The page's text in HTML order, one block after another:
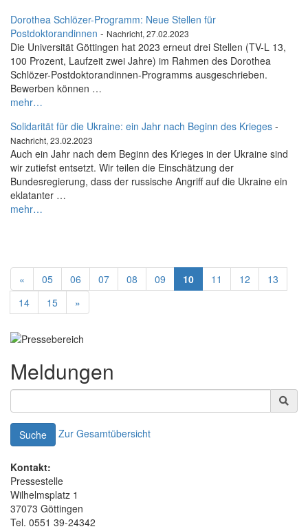
Dorothea Schlözer-Programm: Neue Stellen für
Postdoktorandinnen - Nachricht, 27.02.2023
Die Universität Göttingen hat 2023 erneut drei Stellen (TV-L 13,
100 Prozent, Laufzeit zwei Jahre) im Rahmen des Dorothea
Schlözer-Postdoktorandinnen-Programms ausgeschrieben.
Bewerben können …
mehr…
Solidarität für die Ukraine: ein Jahr nach Beginn des Krieges -
Nachricht, 23.02.2023
Auch ein Jahr nach dem Beginn des Krieges in der Ukraine sind
wir zutiefst entsetzt. Wir teilen die Einschätzung der
Bundesregierung, dass der russische Angriff auf die Ukraine ein
eklatanter …
mehr…
« 05 06 07 08 09 10 11 12
13
14
15 »
Meldungen
Suche Zur Gesamtübersicht
Kontakt:
Pressestelle
Wilhelmsplatz 1
37073 Göttingen
Tel. 0551 39-24342